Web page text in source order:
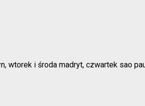
wtorek i środa madryt, czwartek sao